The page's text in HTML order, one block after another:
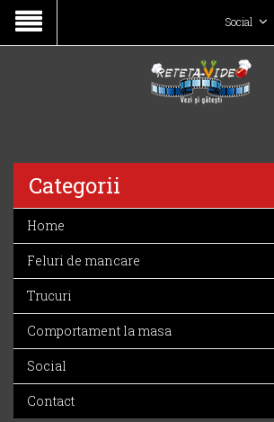
Social
Categorii
Home
Feluri de mancare
Trucuri
Comportament la masa
Social
Contact